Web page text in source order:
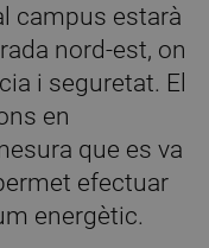
campus estarà
nord-est, on
i seguretat. El
en
que es va
efectuar
energètic.